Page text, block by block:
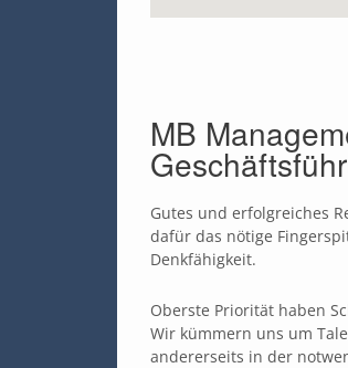
MB
Gutes und erfolgreiches
dafür das nötige
Denkfähigkeit.
Oberste Priorität haben
Wir kümmern uns um
andererseits in der